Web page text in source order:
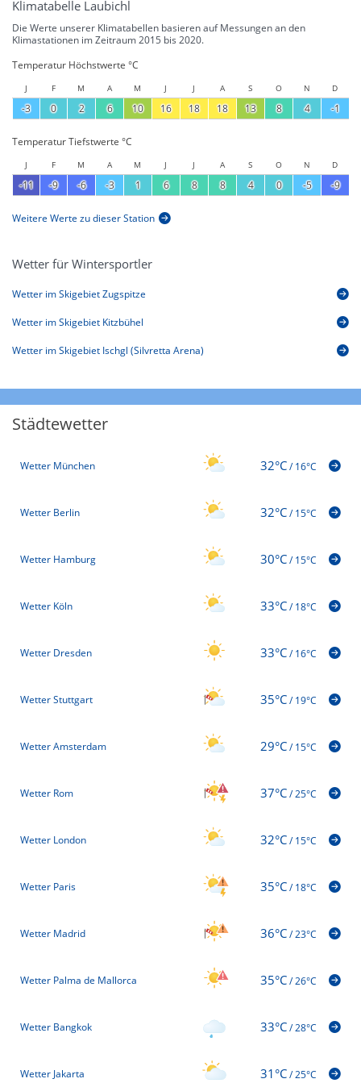
Klimatabelle Laubichl
Die Werte unserer Klimatabellen basieren auf Messungen an den
Klimastationen im Zeitraum 2015 bis 2020.
Temperatur Höchstwerte °C
J F M A M J J A S O N D
-3 0 2 6 10 16 18 18 13 8 4 -1
Temperatur Tiefstwerte °C
J F M A M J J A S O N D
-11 -9 -6 -3 1 6 8 8 4 0 -5 -9
Weitere Werte zu dieser Station
Wetter für Wintersportler
Wetter im Skigebiet Zugspitze
Wetter im Skigebiet Kitzbühel
Wetter im Skigebiet Ischgl (Silvretta Arena)
Städtewetter
Wetter München 32°C/16°C
Wetter Berlin 32°C/15°C
Wetter Hamburg 30°C/15°C
Wetter Köln 33°C/18°C
Wetter Dresden 33°C/16°C
Wetter Stuttgart 35°C/19°C
Wetter Amsterdam 29°C/15°C
Wetter Rom 37°C/25°C
Wetter London 32°C/15°C
Wetter Paris 35°C/18°C
Wetter Madrid 36°C/23°C
Wetter Palma de Mallorca 35°C/26°C
Wetter Bangkok 33°C/28°C
Wetter Jakarta 31°C/25°C